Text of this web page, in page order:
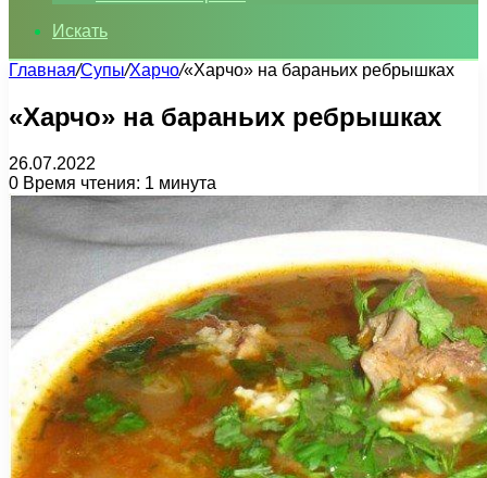
Искать
Главная/Супы/Харчо/«Харчо» на бараньих ребрышках
«Харчо» на бараньих ребрышках
26.07.2022
0 Время чтения: 1 минута